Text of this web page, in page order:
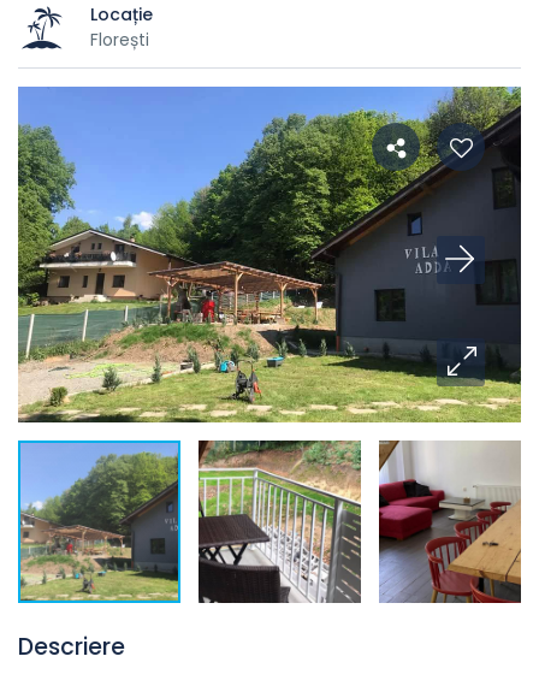
Locație
Florești
Descriere